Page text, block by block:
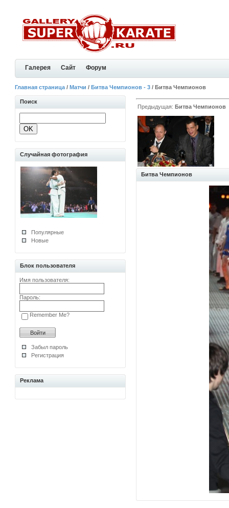
Галерея Сайт Форум
Главная страница /Матчи /Битва Чемпионов - 3 / Битва Чемпионов
Поиск
Случайная фотография
Популярные
Новые
Блок пользователя
Имя пользователя:
Пароль:
Remember Me?
Забыл пароль
Регистрация
Реклама
Предыдущая:Битва Чемпионов
Битва Чемпионов